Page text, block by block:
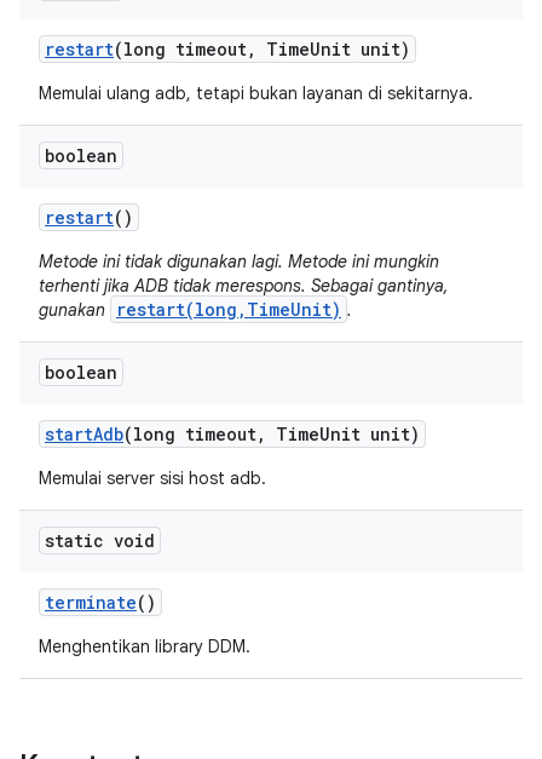
restart(long timeout, TimeUnit unit)
Memulai ulang adb, tetapi bukan layanan di sekitarnya.
boolean
restart()
Metode ini tidak digunakan lagi. Metode ini mungkin
terhenti jika ADB tidak merespons. Sebagai gantinya,
gunakan
restart(long,TimeUnit) .
boolean
startAdb(long timeout, TimeUnit unit)
Memulai server sisi host adb.
static void
terminate()
Menghentikan library DDM.